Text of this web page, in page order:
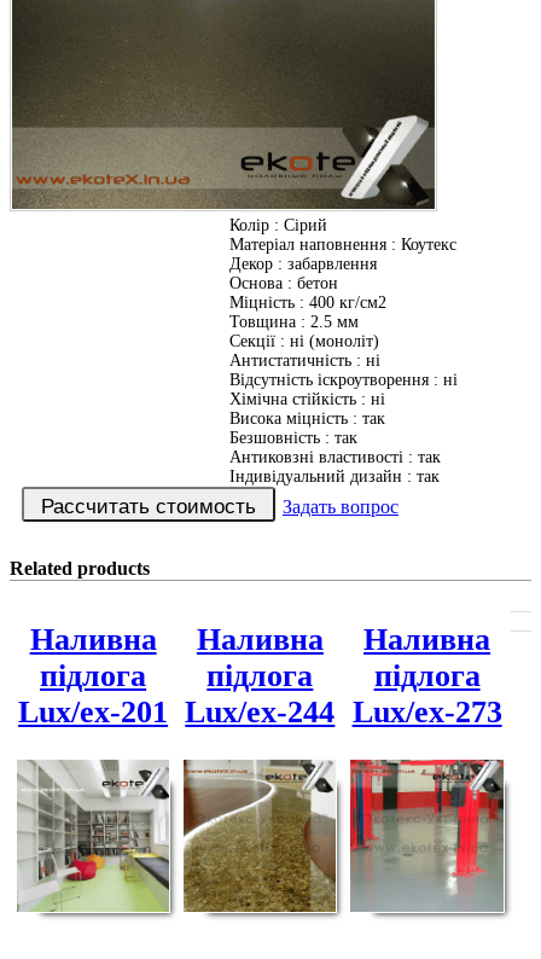
Колір : Сірий
Матеріал наповнення : Коутекс
Декор : забарвлення
Основа : бетон
Міцність : 400 кг/см2
Товщина : 2.5 мм
Секції : ні (моноліт)
Антистатичність : ні
Відсутність іскроутворення : ні
Хімічна стійкість : ні
Висока міцність : так
Безшовність : так
Антиковзні властивості : так
Індивідуальний дизайн : так
Задать вопрос
Related products
Наливна
підлога
Lux/ex-201
Наливна
підлога
Lux/ex-244
Наливна
підлога
Lux/ex-273